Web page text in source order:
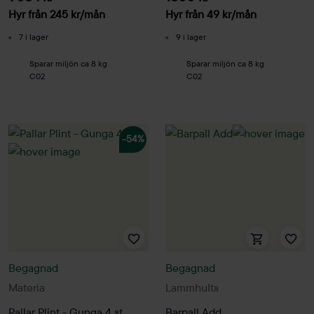
Hyr från 245 kr/mån
7 i lager
Sparar miljön ca 8 kg
C02
Hyr från 49 kr/mån
9 i lager
Sparar miljön ca 8 kg
C02
-54%
Materia
Begagnad
Lammhults
Begagnad